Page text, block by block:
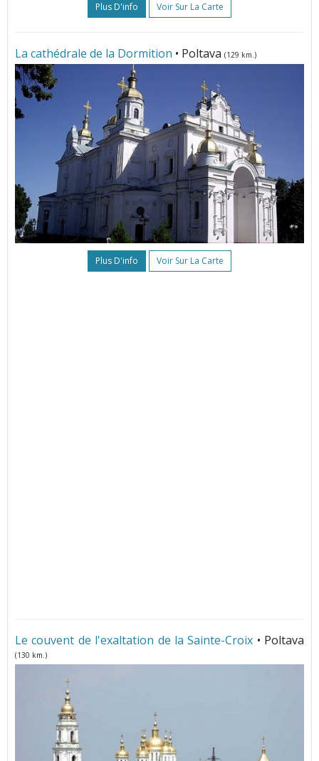
Plus D'info Voir Sur La Carte
La cathédrale de la Dormition • Poltava (129 km.)
Plus D'info Voir Sur La Carte
Le couvent de l'exaltation de la Sainte-Croix • Poltava
(130 km.)